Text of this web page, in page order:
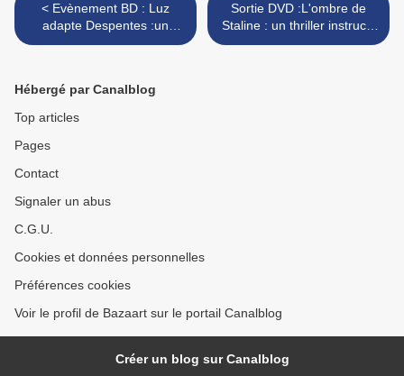
< Evènement BD : Luz
adapte Despentes :un
alliage rock et désespéré
Sortie DVD :L'ombre de
Staline : un thriller instructif
et élégant! >
Hébergé par Canalblog
Top articles
Pages
Contact
Signaler un abus
C.G.U.
Cookies et données personnelles
Préférences cookies
Voir le profil de Bazaart sur le portail Canalblog
Créer un blog sur Canalblog